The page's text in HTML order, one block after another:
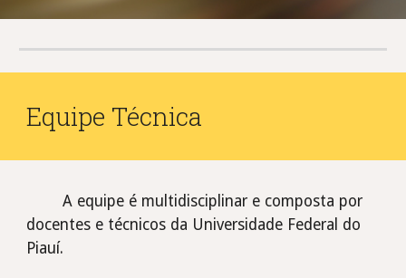
Equipe Técnica
A equipe é multidisciplinar e composta por
docentes e técnicos da Universidade Federal do
Piauí.